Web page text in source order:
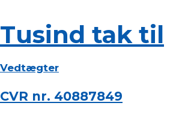
Tusind tak til
Vedtægter
CVR nr. 40887849